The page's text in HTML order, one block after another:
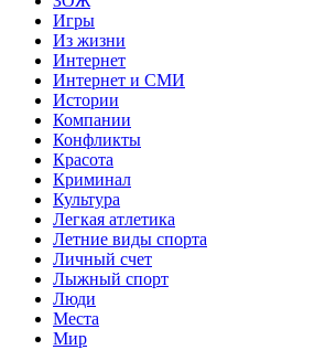
Игры
Из жизни
Интернет
Интернет и СМИ
Истории
Компании
Конфликты
Красота
Криминал
Культура
Легкая атлетика
Летние виды спорта
Личный счет
Лыжный спорт
Люди
Места
Мир